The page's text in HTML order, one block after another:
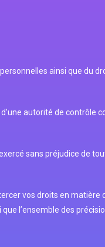
ainsi que du
autorité de contrôle
sans préjudice de
vos droits en matière
l’ensemble des